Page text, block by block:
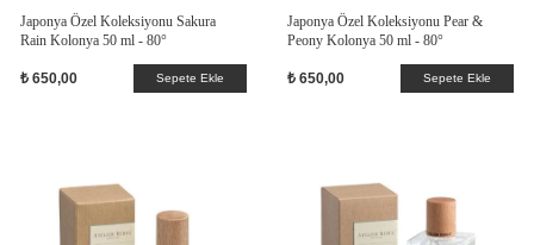
Japonya Özel Koleksiyonu Sakura
Rain Kolonya 50 ml - 80°
₺ 650,00 Sepete Ekle
Japonya Özel Koleksiyonu Pear &
Peony Kolonya 50 ml - 80°
₺ 650,00 Sepete Ekle